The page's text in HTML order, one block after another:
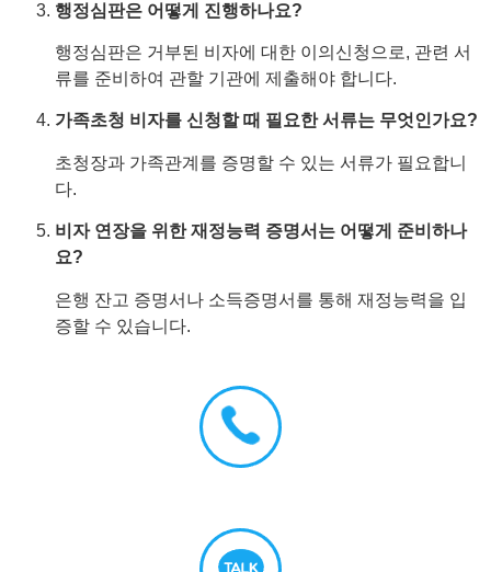
행정심판은 어떻게 진행하나요?
행정심판은 거부된 비자에 대한 이의신청으로, 관련 서
류를 준비하여 관할 기관에 제출해야 합니다.
가족초청 비자를 신청할 때 필요한 서류는 무엇인가요?
초청장과 가족관계를 증명할 수 있는 서류가 필요합니
다.
비자 연장을 위한 재정능력 증명서는 어떻게 준비하나
요?
은행 잔고 증명서나 소득증명서를 통해 재정능력을 입
증할 수 있습니다.